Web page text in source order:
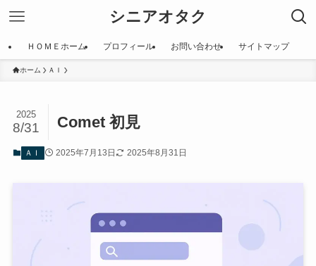
シニアオタク
ＨＯＭＥホーム プロフィール お問い合わせ サイトマップ
ホーム ＡＩ
Comet 初見
2025
8/31
ＡＩ 2025年7月13日 2025年8月31日